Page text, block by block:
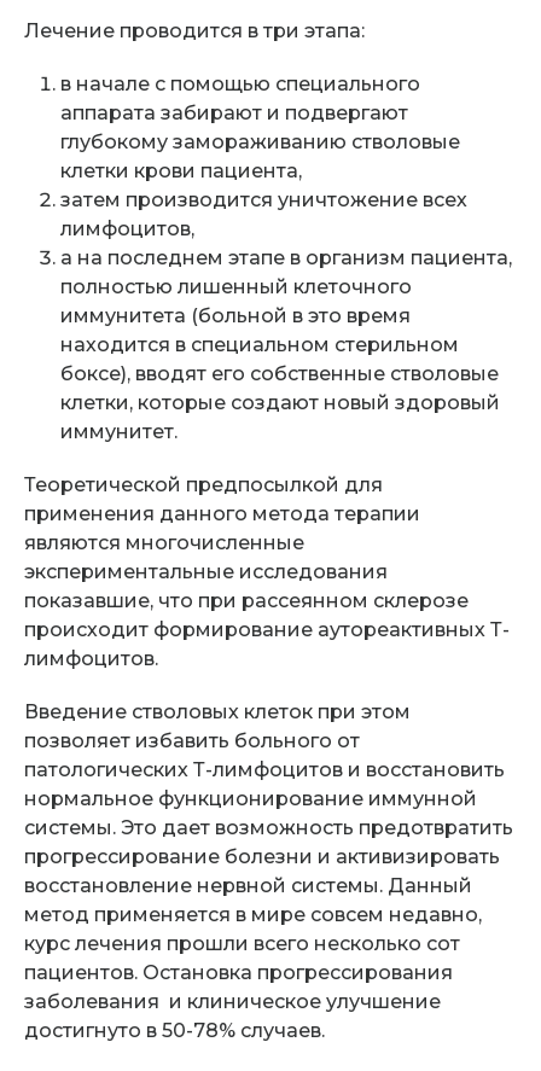
Лечение проводится в три этапа:
в начале с помощью специального
аппарата забирают и подвергают
глубокому замораживанию стволовые
клетки крови пациента,
затем производится уничтожение всех
лимфоцитов,
а на последнем этапе в организм пациента,
полностью лишенный клеточного
иммунитета (больной в это время
находится в специальном стерильном
боксе), вводят его собственные стволовые
клетки, которые создают новый здоровый
иммунитет.
Теоретической предпосылкой для
применения данного метода терапии
являются многочисленные
экспериментальные исследования
показавшие, что при рассеянном склерозе
происходит формирование аутореактивных Т-
лимфоцитов.
Введение стволовых клеток при этом
позволяет избавить больного от
патологических Т-лимфоцитов и восстановить
нормальное функционирование иммунной
системы. Это дает возможность предотвратить
прогрессирование болезни и активизировать
восстановление нервной системы. Данный
метод применяется в мире совсем недавно,
курс лечения прошли всего несколько сот
пациентов. Остановка прогрессирования
заболевания и клиническое улучшение
достигнуто в 50-78% случаев.